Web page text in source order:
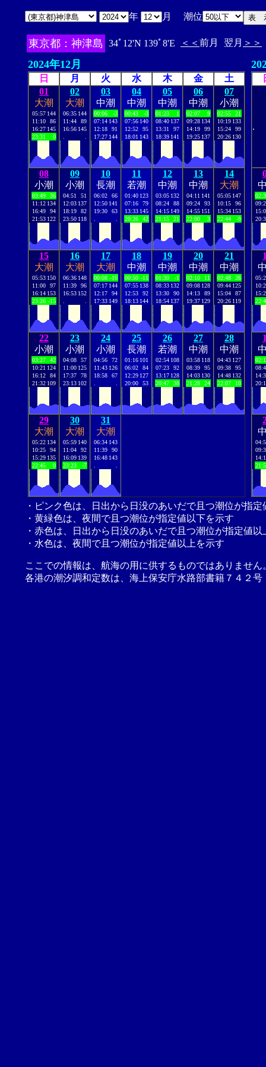
年 月 潮位
東京都：神津島 34ﾟ12'N 139ﾟ8'E ＜＜ 前月 翌月 ＞＞
2024年12月
日 月 火 水 木 金
土
01
大潮
05:57 144
11:10
86
16:27 145
23:31
0
02
大潮
06:35 144
11:44
89
16:56 145
03
中潮
00:06
-3
07:14 143
12:18
91
17:27 144
04
中潮
00:43
-3
07:56 140
12:52
95
18:01 143
05
中潮
01:23
1
08:40 137
13:31
97
18:39 141
06
中潮
02:07
9
09:28 134
14:19
99
19:25 137
07
小潮
02:55
21
10:19 133
15:24
99
20:26 130
08
小潮
03:49
36
11:12 134
16:49
94
21:53 122
09
小潮
04:51
51
12:03 137
18:19
82
23:50 118
10
長潮
06:02
66
12:50 141
19:30
63
11
若潮
01:40 123
07:16
79
13:33 145
20:26
42
12
中潮
03:05 132
08:24
88
14:15 149
21:15
21
13
中潮
04:11 141
09:24
93
14:55 151
22:00
3
14
大潮
05:05 147
10:15
96
15:34 153
22:44
-9
15
大潮
05:53 150
11:00
97
16:14 153
23:26 -15
16
大潮
06:36 148
11:39
96
16:53 152
17
大潮
00:08 -16
07:17 144
12:17
94
17:33 149
18
中潮
00:50 -11
07:55 138
12:53
92
18:13 144
19
中潮
01:30
-1
08:33 132
13:30
90
18:54 137
20
中潮
02:10
11
09:08 128
14:13
89
19:37 129
21
中潮
02:48
26
09:44 125
15:04
87
20:26 119
22
小潮
03:27
42
10:21 124
16:12
84
21:32 109
23
小潮
04:08
57
11:00 125
17:37
78
23:13 102
24
小潮
04:56
72
11:43 126
18:58
67
25
長潮
01:16 101
06:02
84
12:29 127
20:00
53
26
若潮
02:54 108
07:23
92
13:17 128
20:47
38
27
中潮
03:58 118
08:39
95
14:03 130
21:28
24
28
中潮
04:43 127
09:38
95
14:48 132
22:07
10
29
大潮
05:22 134
10:25
94
15:29 135
22:45
0
30
大潮
05:59 140
11:04
92
16:09 139
23:23
-7
31
大潮
06:34 143
11:39
90
16:48 143
.
・ピンク色は、日出から日没のあいだで且つ潮位が指
・黄緑色は、夜間で且つ潮位が指定値以下を示す
・赤色は、日出から日没のあいだで且つ潮位が指定値以
・水色は、夜間で且つ潮位が指定値以上を示す
ここでの情報は、航海の用に供するものではありませ
各港の潮汐調和定数は、海上保安庁水路部書籍７４２